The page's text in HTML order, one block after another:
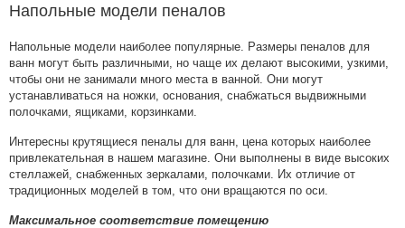
Напольные модели пеналов
Напольные модели наиболее популярные. Размеры пеналов для
ванн могут быть различными, но чаще их делают высокими, узкими,
чтобы они не занимали много места в ванной. Они могут
устанавливаться на ножки, основания, снабжаться выдвижными
полочками, ящиками, корзинками.
Интересны крутящиеся пеналы для ванн, цена которых наиболее
привлекательная в нашем магазине. Они выполнены в виде высоких
стеллажей, снабженных зеркалами, полочками. Их отличие от
традиционных моделей в том, что они вращаются по оси.
Максимальное соответствие помещению